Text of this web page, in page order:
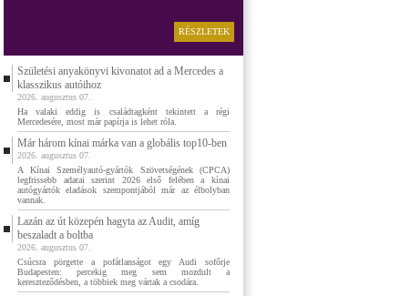
RÉSZLETEK
Születési anyakönyvi kivonatot ad a Mercedes a
klasszikus autóihoz
2026. augusztus 07.
Ha valaki eddig is családtagként tekintett a régi
Mercedesére, most már papírja is lehet róla.
Már három kínai márka van a globális top10-ben
2026. augusztus 07.
A Kínai Személyautó-gyártók Szövetségének (CPCA)
legfrissebb adatai szerint 2026 első felében a kínai
autógyártók eladások szempontjából már az élbolyban
vannak.
Lazán az út közepén hagyta az Audit, amíg
beszaladt a boltba
2026. augusztus 07.
Csúcsra pörgette a pofátlanságot egy Audi sofőrje
Budapesten: percekig meg sem mozdult a
kereszteződésben, a többiek meg vártak a csodára.